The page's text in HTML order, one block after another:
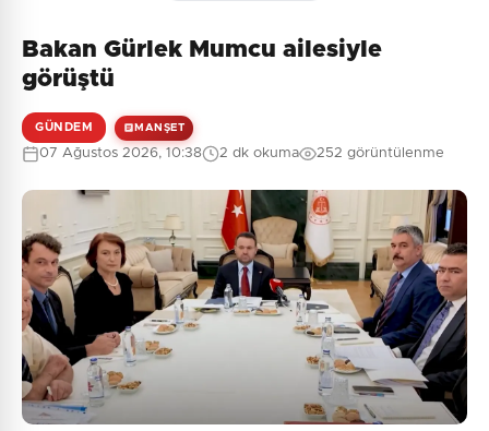
Bakan Gürlek Mumcu ailesiyle
görüştü
GÜNDEM MANŞET
07 Ağustos 2026, 10:38 2 dk okuma 252 görüntülenme